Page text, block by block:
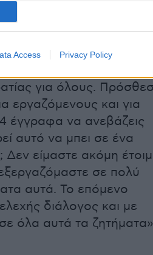
Access Privacy Policy
εργασιακό
για όλους.
εργαζόμενους και για
4 έγγραφα να ανεβάζεις
αυτό να μπει σε ένα
είμαστε ακόμη
σε πολύ
αυτά. Το επόμενο
διάλογος και με
όλα αυτά τα